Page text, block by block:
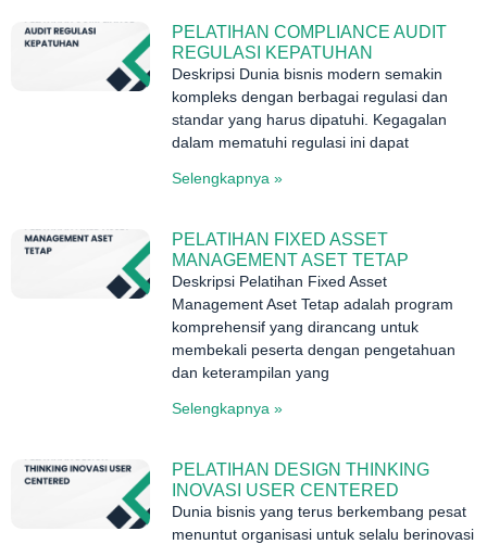
PELATIHAN COMPLIANCE AUDIT
REGULASI KEPATUHAN
Deskripsi Dunia bisnis modern semakin
kompleks dengan berbagai regulasi dan
standar yang harus dipatuhi. Kegagalan
dalam mematuhi regulasi ini dapat
Selengkapnya »
PELATIHAN FIXED ASSET
MANAGEMENT ASET TETAP
Deskripsi Pelatihan Fixed Asset
Management Aset Tetap adalah program
komprehensif yang dirancang untuk
membekali peserta dengan pengetahuan
dan keterampilan yang
Selengkapnya »
PELATIHAN DESIGN THINKING
INOVASI USER CENTERED
Dunia bisnis yang terus berkembang pesat
menuntut organisasi untuk selalu berinovasi